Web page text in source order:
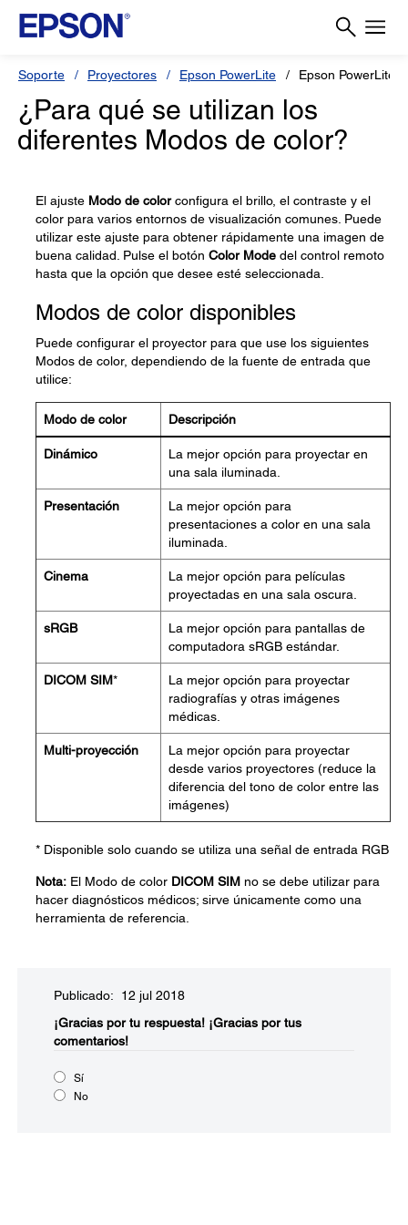
Soporte Proyectores Epson PowerLite Epson PowerLite
¿Para qué se utilizan los
diferentes Modos de color?
El ajuste Modo de colorconfigura el brillo, el contraste y el
color para varios entornos de visualización comunes. Puede
utilizar este ajuste para obtener rápidamente una imagen de
buena calidad. Pulse el botón Color Mode del control remoto
hasta que la opción que desee esté seleccionada.
Modos de color disponibles
Puede configurar el proyector para que use los siguientes
Modos de color, dependiendo de la fuente de entrada que
utilice:
Modo de color Descripción
Dinámico
La mejor opción para proyectar en
una sala iluminada.
Presentación
La mejor opción para
presentaciones a color en una sala
iluminada.
Cinema
La mejor opción para películas
proyectadas en una sala oscura.
sRGB
La mejor opción para pantallas de
computadora sRGB estándar.
DICOM SIM*
La mejor opción para proyectar
radiografías y otras imágenes
médicas.
Multi-proyección
La mejor opción para proyectar
desde varios proyectores (reduce la
diferencia del tono de color entre las
imágenes)
* Disponible solo cuando se utiliza una señal de entrada RGB
Nota: El Modo de color DICOM SIM no se debe utilizar para
hacer diagnósticos médicos; sirve únicamente como una
herramienta de referencia.
Publicado: 12 jul 2018
¡Gracias por tu respuesta! ¡Gracias por tus
comentarios!
Sí
No